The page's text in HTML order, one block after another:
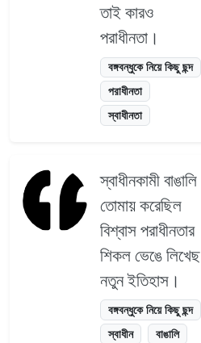
তাই কারও
পরাধীনতা।
বঙ্গবন্ধুকে নিয়ে কিছু ছন্দ
পরাধীনতা
স্বাধীনতা
স্বাধীনকামী বাঙালি
তোমায় করেছিল
বিশ্বাস পরাধীনতার
শিকল ভেঙে লিখেছ
নতুন ইতিহাস।
বঙ্গবন্ধুকে নিয়ে কিছু ছন্দ
স্বাধীন
বাঙালি